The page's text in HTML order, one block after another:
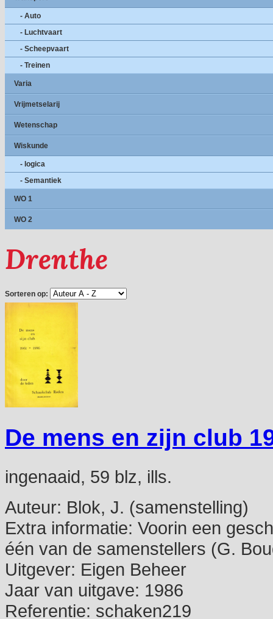
- Auto
- Luchtvaart
- Scheepvaart
- Treinen
Varia
Vrijmetselarij
Wetenschap
Wiskunde
- logica
- Semantiek
WO 1
WO 2
Drenthe
Sorteren op:
De mens en zijn club
ingenaaid, 59 blz, ills.
Auteur: Blok, J. (samenstelling)
Extra informatie: Voorin een
één van de samenstellers (G.
Uitgever: Eigen Beheer
Jaar van uitgave: 1986
Referentie: schaken219